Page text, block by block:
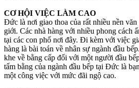
CƠ HỘI VIỆC LÀM CAO
Đức là nơi giao thoa của rất nhiều nền văn
giới. Các nhà hàng với nhiều phong cách
tại các con phố nơi đây. Đi kèm với việc
hàng là bài toán về nhân sự ngành đầu
khe về bằng cấp đối với một người đầu
tấm bằng của ngành đầu bếp tại Đức là
một công việc với mức đãi ngộ cao.